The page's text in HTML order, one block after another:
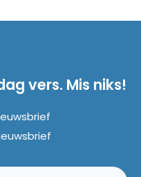
vers. Mis niks!